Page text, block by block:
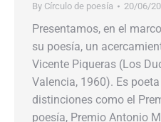
By Círculo de poesía 20/06/
Presentamos, en el
su poesía, un
Vicente Piqueras (Los
Valencia, 1960). Es
distinciones como el
poesía, Premio Antonio